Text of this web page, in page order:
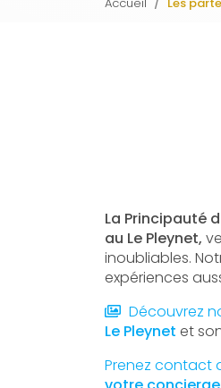
La Principauté
au Le Pleynet,
inoubliables.
expériences
Découvrez
Le Pleynet et
Prenez contact